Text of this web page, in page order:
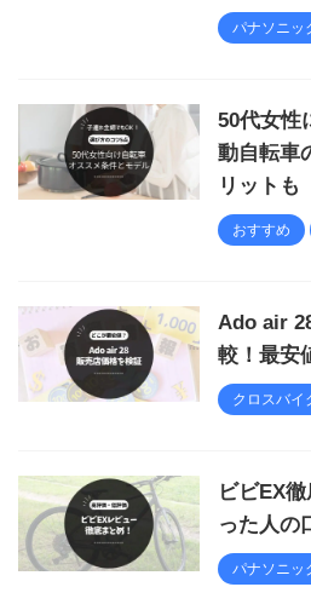
パナソニッ
50代女性
動自転車
リットも
おすすめ
Ado air
較！最安
クロスバイ
ビビEX
った人の
パナソニッ